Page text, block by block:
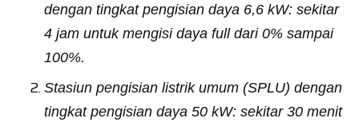
dengan tingkat pengisian daya 6,6 kW: sekitar
4 jam untuk mengisi daya full dari 0% sampai
100%.
Stasiun pengisian listrik umum (SPLU) dengan
tingkat pengisian daya 50 kW: sekitar 30 menit